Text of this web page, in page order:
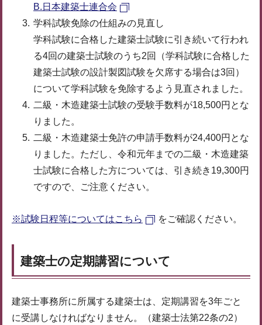
B.日本建築士連合会
学科試験免除の仕組みの見直し
学科試験に合格した建築士試験に引き続いて行われ
る4回の建築士試験のうち2回（学科試験に合格した
建築士試験の設計製図試験を欠席する場合は3回）
について学科試験を免除するよう見直されました。
二級・木造建築士試験の受験手数料が18,500円とな
りました。
二級・木造建築士免許の申請手数料が24,400円とな
りました。ただし、令和元年までの二級・木造建築
士試験に合格した方については、引き続き19,300円
ですので、ご注意ください。
※試験日程等についてはこちら をご確認ください。
建築士の定期講習について
建築士事務所に所属する建築士は、定期講習を3年ごと
に受講しなければなりません。（建築士法第22条の2）